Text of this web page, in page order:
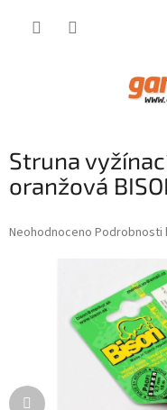
Struna
oranžová
Průměrné
Neohodnoceno Podrobnosti